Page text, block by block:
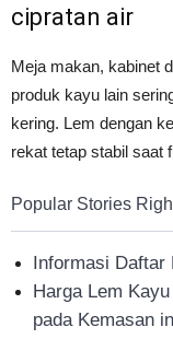
cipratan air
Meja makan, kabinet
produk kayu lain
kering. Lem dengan
rekat tetap stabil saat
Popular Stories
Informasi
Harga Lem
pada Kemasan